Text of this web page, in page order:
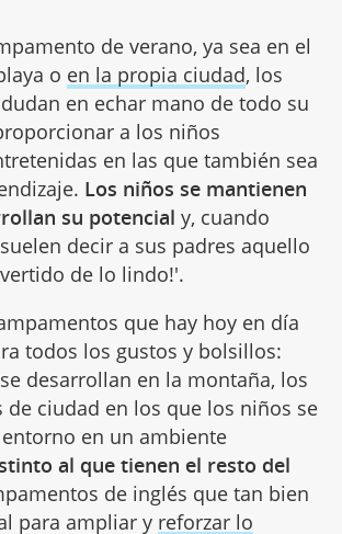
de verano, ya sea en el
o en la propia ciudad, los
en echar mano de todo su
a los niños
en las que también sea
Los niños se mantienen
su potencial y, cuando
decir a sus padres aquello
de lo lindo!'.
que hay hoy en día
todos los gustos y bolsillos:
desarrollan en la montaña, los
de ciudad en los que los niños se
en un ambiente
al que tienen el resto del
de inglés que tan bien
para ampliar y reforzar lo